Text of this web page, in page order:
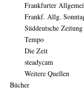
Frankfurter
Frankf. Allg.
Süddeutsche Zeitung
Tempo
Die Zeit
steadycam
Weitere Quellen
Bücher